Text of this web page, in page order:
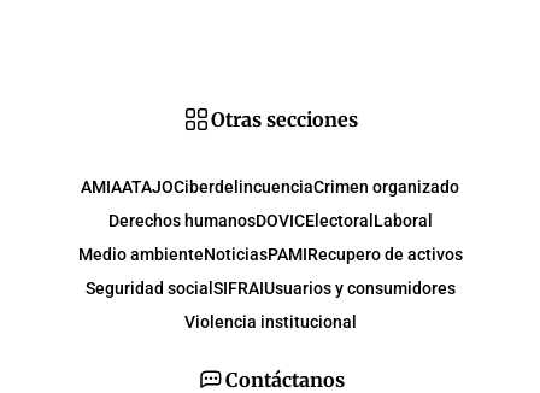
Contáctanos
Otras secciones
AMIAATAJOCiberdelincuenciaCrimen organizado
Derechos humanosDOVICElectoral Laboral
Medio ambienteNoticiasPAMIRecupero de activos
Seguridad social SIFRAIUsuarios y consumidores
Violencia institucional